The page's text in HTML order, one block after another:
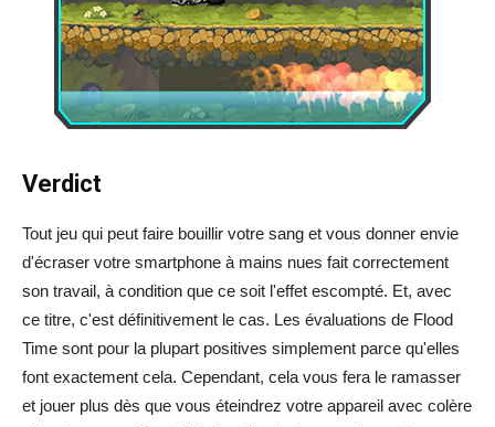
Verdict
Tout jeu qui peut faire bouillir votre sang et vous donner envie
d'écraser votre smartphone à mains nues fait correctement
son travail, à condition que ce soit l'effet escompté. Et, avec
ce titre, c'est définitivement le cas. Les évaluations de Flood
Time sont pour la plupart positives simplement parce qu'elles
font exactement cela. Cependant, cela vous fera le ramasser
et jouer plus dès que vous éteindrez votre appareil avec colère